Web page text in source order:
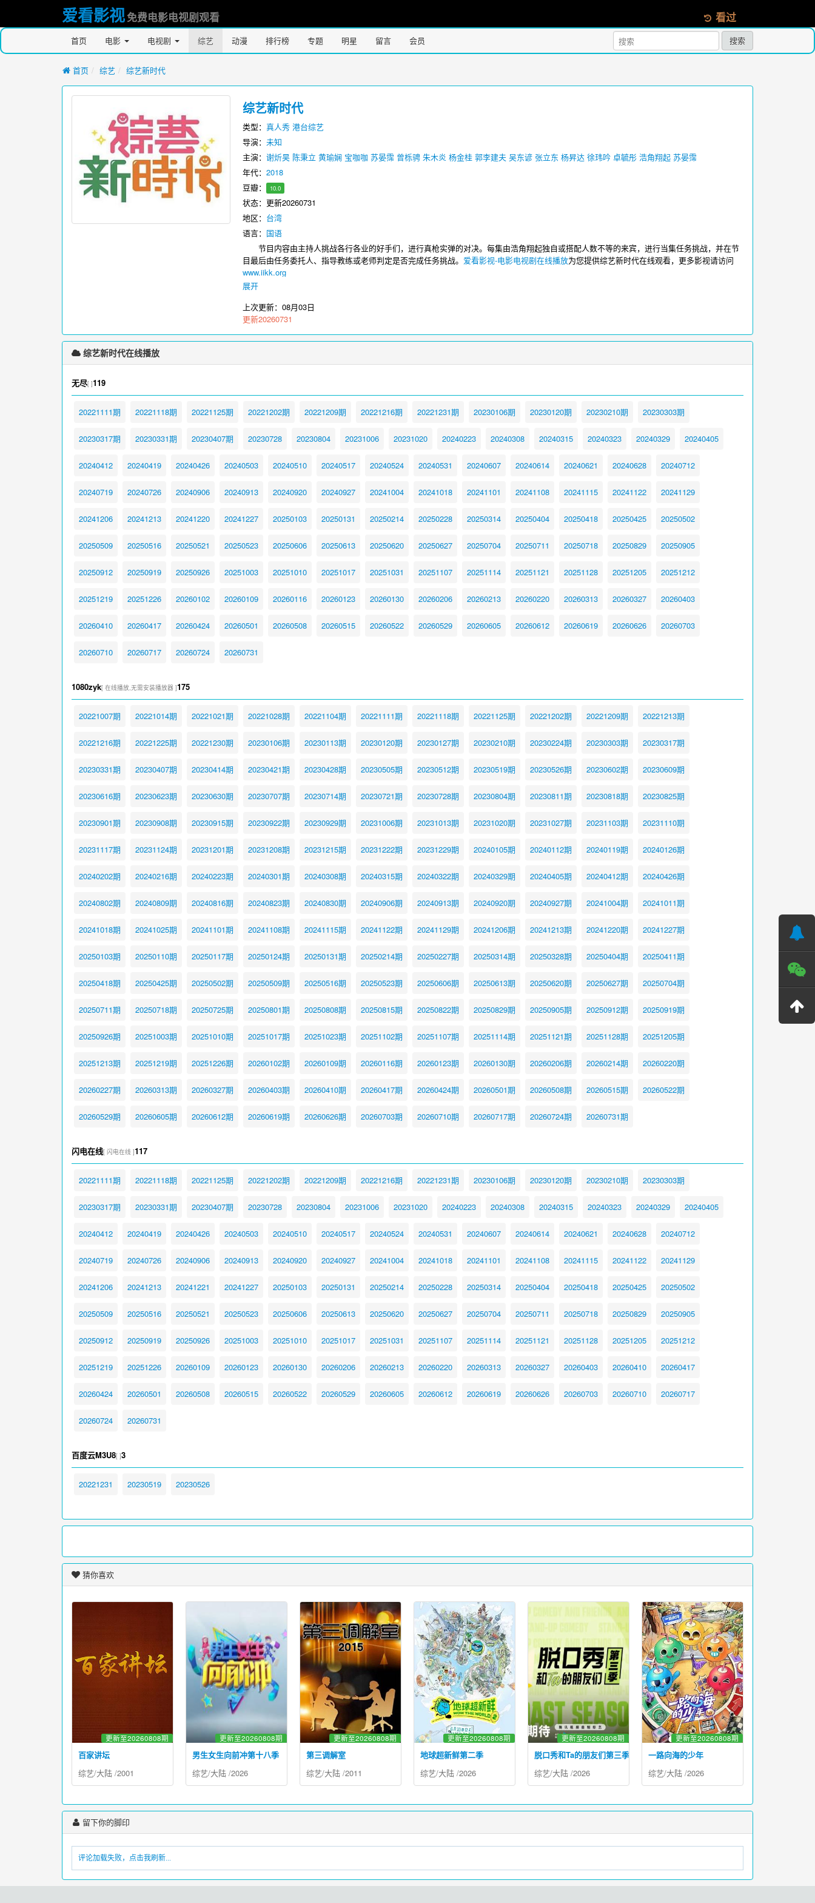
爱看影视免费电影电视剧观看 看过
首页 电影 电视剧 综艺 动漫 排行榜 专题 明星 留言 会员 搜索
首页 综艺 综艺新时代
综艺新时代
类型： 真人秀 港台综艺
导演： 未知
主演： 谢炘昊 陈秉立 黄瑜娴 宝咖咖 苏晏霈 曾栎骋 朱木炎 杨金桂 郭李建夫 吴东谚 张立东 杨昇达 徐玮吟 卓毓彤 浩角翔起 苏晏霈
年代： 2018
豆瓣：
10.0
状态：更新20260731
地区： 台湾
语言： 国语
节目内容由主持人挑战各行各业的好手们，进行真枪实弹的对决。每集由浩角翔起独自或搭配人数不等的来宾，进行当集任务挑战，并在节
目最后由任务委托人、指导教练或老师判定是否完成任务挑战。 爱看影视-电影电视剧在线播放为您提供综艺新时代在线观看，更多影视请访问
www.iikk.org
展开
上次更新： 08月03日
更新20260731
综艺新时代在线播放
无尽[ ]119
20221111期 20221118期 20221125期 20221202期 20221209期 20221216期 20221231期 20230106期 20230120期 20230210期 20230303期
20230317期 20230331期 20230407期 20230728 20230804 20231006 20231020 20240223 20240308 20240315 20240323 20240329 20240405
20240412 20240419 20240426 20240503 20240510 20240517 20240524 20240531 20240607 20240614 20240621 20240628 20240712
20240719 20240726 20240906 20240913 20240920 20240927 20241004 20241018 20241101 20241108 20241115 20241122 20241129
20241206 20241213 20241220 20241227 20250103 20250131 20250214 20250228 20250314 20250404 20250418 20250425 20250502
20250509 20250516 20250521 20250523 20250606 20250613 20250620 20250627 20250704 20250711 20250718 20250829 20250905
20250912 20250919 20250926 20251003 20251010 20251017 20251031 20251107 20251114 20251121 20251128 20251205 20251212
20251219 20251226 20260102 20260109 20260116 20260123 20260130 20260206 20260213 20260220 20260313 20260327 20260403
20260410 20260417 20260424 20260501 20260508 20260515 20260522 20260529 20260605 20260612 20260619 20260626 20260703
20260710 20260717 20260724 20260731
1080zyk[ 在线播放,无需安装播放器 ]175
20221007期 20221014期 20221021期 20221028期 20221104期 20221111期 20221118期 20221125期 20221202期 20221209期 20221213期
20221216期 20221225期 20221230期 20230106期 20230113期 20230120期 20230127期 20230210期 20230224期 20230303期 20230317期
20230331期 20230407期 20230414期 20230421期 20230428期 20230505期 20230512期 20230519期 20230526期 20230602期 20230609期
20230616期 20230623期 20230630期 20230707期 20230714期 20230721期 20230728期 20230804期 20230811期 20230818期 20230825期
20230901期 20230908期 20230915期 20230922期 20230929期 20231006期 20231013期 20231020期 20231027期 20231103期 20231110期
20231117期 20231124期 20231201期 20231208期 20231215期 20231222期 20231229期 20240105期 20240112期 20240119期 20240126期
20240202期 20240216期 20240223期 20240301期 20240308期 20240315期 20240322期 20240329期 20240405期 20240412期 20240426期
20240802期 20240809期 20240816期 20240823期 20240830期 20240906期 20240913期 20240920期 20240927期 20241004期 20241011期
20241018期 20241025期 20241101期 20241108期 20241115期 20241122期 20241129期 20241206期 20241213期 20241220期 20241227期
20250103期 20250110期 20250117期 20250124期 20250131期 20250214期 20250227期 20250314期 20250328期 20250404期 20250411期
20250418期 20250425期 20250502期 20250509期 20250516期 20250523期 20250606期 20250613期 20250620期 20250627期 20250704期
20250711期 20250718期 20250725期 20250801期 20250808期 20250815期 20250822期 20250829期 20250905期 20250912期 20250919期
20250926期 20251003期 20251010期 20251017期 20251023期 20251102期 20251107期 20251114期 20251121期 20251128期 20251205期
20251213期 20251219期 20251226期 20260102期 20260109期 20260116期 20260123期 20260130期 20260206期 20260214期 20260220期
20260227期 20260313期 20260327期 20260403期 20260410期 20260417期 20260424期 20260501期 20260508期 20260515期 20260522期
20260529期 20260605期 20260612期 20260619期 20260626期 20260703期 20260710期 20260717期 20260724期 20260731期
闪电在线[ 闪电在线 ]117
20221111期 20221118期 20221125期 20221202期 20221209期 20221216期 20221231期 20230106期 20230120期 20230210期 20230303期
20230317期 20230331期 20230407期 20230728 20230804 20231006 20231020 20240223 20240308 20240315 20240323 20240329 20240405
20240412 20240419 20240426 20240503 20240510 20240517 20240524 20240531 20240607 20240614 20240621 20240628 20240712
20240719 20240726 20240906 20240913 20240920 20240927 20241004 20241018 20241101 20241108 20241115 20241122 20241129
20241206 20241213 20241221 20241227 20250103 20250131 20250214 20250228 20250314 20250404 20250418 20250425 20250502
20250509 20250516 20250521 20250523 20250606 20250613 20250620 20250627 20250704 20250711 20250718 20250829 20250905
20250912 20250919 20250926 20251003 20251010 20251017 20251031 20251107 20251114 20251121 20251128 20251205 20251212
20251219 20251226 20260109 20260123 20260130 20260206 20260213 20260220 20260313 20260327 20260403 20260410 20260417
20260424 20260501 20260508 20260515 20260522 20260529 20260605 20260612 20260619 20260626 20260703 20260710 20260717
20260724 20260731
百度云M3U8[ ]3
20221231 20230519 20230526
猜你喜欢
百家讲坛
更新至20260808期
综艺/大陆 /2001
男生女生向前冲第十八季
更新至20260808期
综艺/大陆 /2026
第三调解室
更新至20260808期
综艺/大陆 /2011
地球超新鲜第二季
更新至20260808期
综艺/大陆 /2026
脱口秀和Ta的朋友们第三季
更新至20260808期
综艺/大陆 /2026
一路向海的少年
更新至20260808期
综艺/大陆 /2026
留下你的脚印
评论加载失败，点击我刷新...